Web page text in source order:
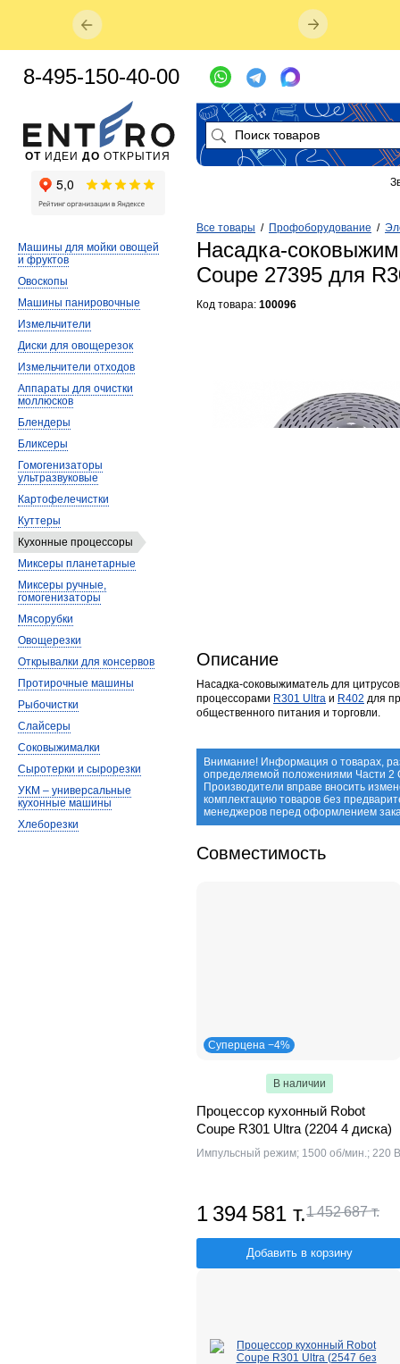
Все товары / Профоборудование /
Насадка-
Coupe 27395 для
Код товара: 100096
Описание
Насадка-соковыжиматель для
процессорами R301 Ultra и R402 для
общественного питания и торговли.
Внимание! Информация о товарах,
определяемой положениями Части 2
Производители вправе вносить
комплектацию товаров без
менеджеров перед оформлением
Совместимость
Суперцена −4%
В наличии
Процессор кухонный Robot
Coupe R301 Ultra (2204 4 диска)
Импульсный режим; 1500 об/мин.; 220 В
1 394 581 т.1 452 687 т.
Добавить в корзину
Машины для мойки овощей
и фруктов
Овоскопы
Машины панировочные
Измельчители
Диски для овощерезок
Измельчители отходов
Аппараты для очистки
моллюсков
Блендеры
Бликсеры
Гомогенизаторы
ультразвуковые
Картофелечистки
Куттеры
Кухонные процессоры
Миксеры планетарные
Миксеры ручные,
гомогенизаторы
Мясорубки
Овощерезки
Открывалки для консервов
Протирочные машины
Рыбочистки
Слайсеры
Соковыжималки
Сыротерки и сырорезки
УКМ – универсальные
кухонные машины
Хлеборезки
ОТ ИДЕИ ДО ОТКРЫТИЯ
8-495-150-40-00